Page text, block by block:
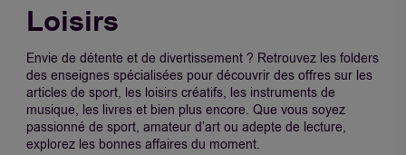
Loisirs
Envie de détente et de divertissement ? Retrouvez les folders
des enseignes spécialisées pour découvrir des offres sur les
articles de sport, les loisirs créatifs, les instruments de
musique, les livres et bien plus encore. Que vous soyez
passionné de sport, amateur d’art ou adepte de lecture,
explorez les bonnes affaires du moment.